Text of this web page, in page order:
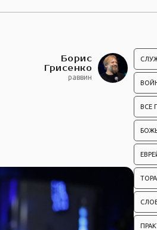
Борис
Грисенко
раввин
ВСЕ
ТОРА